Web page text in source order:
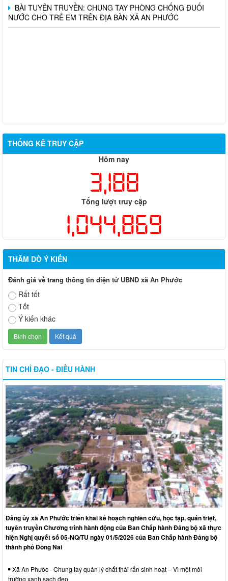
BÀI TUYÊN TRUYỀN: CHUNG TAY PHÒNG CHỐNG ĐUỐI
NƯỚC CHO TRẺ EM TRÊN ĐỊA BÀN XÃ AN PHƯỚC
THỐNG KÊ TRUY CẬP
Hôm nay
3,188
Tổng lượt truy cập
1,044,869
THĂM DÒ Ý KIẾN
Đánh giá về trang thông tin điện tử UBND xã An Phước
Rất tốt
Tốt
Ý kiến khác
TIN CHỈ ĐẠO - ĐIỀU HÀNH
Đảng ủy xã An Phước triển khai kế hoạch nghiên cứu, học tập, quán triệt,
tuyên truyền Chương trình hành động của Ban Chấp hành Đảng bộ xã thực
hiện Nghị quyết số 05-NQ/TU ngày 01/5/2026 của Ban Chấp hành Đảng bộ
thành phố Đồng Nai
Xã An Phước - Chung tay quản lý chất thải rắn sinh hoạt – Vì một môi
trường xanh sạch đẹp